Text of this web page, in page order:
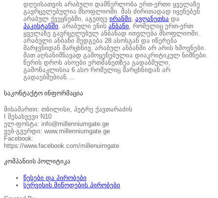
დღეისათვის არაბული დამწერლობა ერთ-ერთი ყველაზე
გავრცელებულია მსოფლიოში. მას ძირითადად იყენებენ
არაბულ ქვეყნებში, აგეთვე ირანში, ავღანეთსა და
პაკისტანში. არაბული ენის ანბანი, რომელიც ერთ-ერთ
ყველაზე გავრცელებულ ანბანად ითვლება მსოფლიოში.
არაბული ანბანი შედგება 28 ასოსგან და იწერება
მარჯვნიდან მარცხნივ. არაბულ ანბანში არ არის ხმოვნები.
მათ აღსანიშნავად გამოყენებულია დიაკრიტიკულ ნიშნები.
წერის დროს ასოები ერთმანეთზეა გადაბმული,
გამონაკლისია 6 ასო რომელიც მარცხნიდან არ
გადაებმებიან….
საკონტაქტო ინფორმაცია
მისამართი: თბილისი, პეტრე ქავთარაძის
I შესახვევი N10
ელ-ფოსტა: info@millenniumgate.ge
ვებ-გვერდი: www.millenniumgate.ge
Facebook:
https://www.facebook.com/millenuimgate
კომპანიის პოლიტიკა
წესები და პირობები
სერვისის მიწოდების პირობები